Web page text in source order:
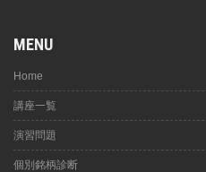
MENU
Home
講座一覧
演習問題
個別銘柄診断